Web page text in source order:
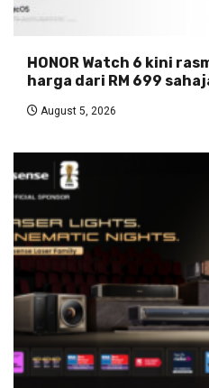
HONOR Watch 6 kini
harga dari RM 699
August 5, 2026